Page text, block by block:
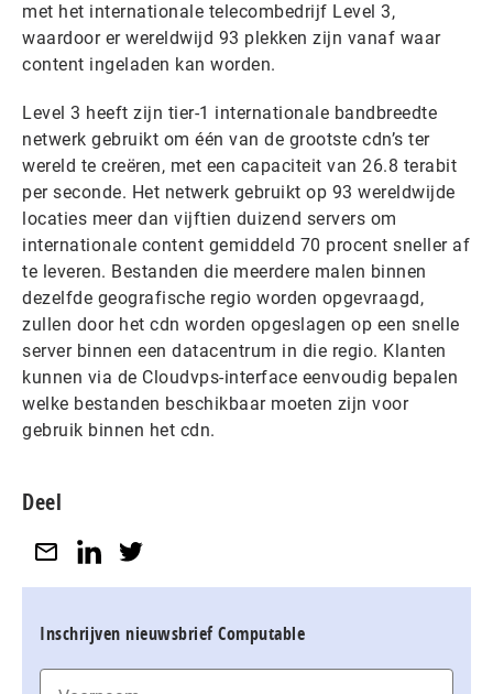
met het internationale telecombedrijf Level 3,
waardoor er wereldwijd 93 plekken zijn vanaf waar
content ingeladen kan worden.
Level 3 heeft zijn tier-1 internationale bandbreedte
netwerk gebruikt om één van de grootste cdn’s ter
wereld te creëren, met een capaciteit van 26.8 terabit
per seconde. Het netwerk gebruikt op 93 wereldwijde
locaties meer dan vijftien duizend servers om
internationale content gemiddeld 70 procent sneller af
te leveren. Bestanden die meerdere malen binnen
dezelfde geografische regio worden opgevraagd,
zullen door het cdn worden opgeslagen op een snelle
server binnen een datacentrum in die regio. Klanten
kunnen via de Cloudvps-interface eenvoudig bepalen
welke bestanden beschikbaar moeten zijn voor
gebruik binnen het cdn.
Deel
Inschrijven nieuwsbrief Computable